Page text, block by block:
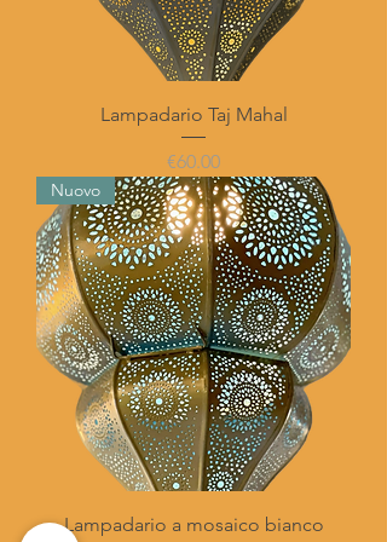
Lampadario Taj Mahal
Price
€60.00
Nuovo
Lampadario a mosaico bianco